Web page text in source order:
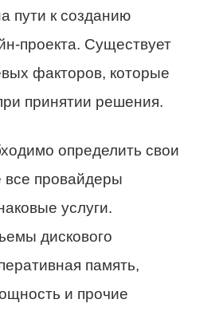
пути к созданию
проекта. Существует
факторов, которые
принятии решения.
определить свои
все провайдеры
услуги.
дискового
память,
и прочие